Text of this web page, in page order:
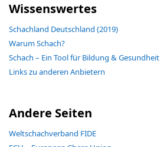
Wissenswertes
Schachland Deutschland (2019)
Warum Schach?
Schach – Ein Tool für Bildung & Gesundheit
Links zu anderen Anbietern
Andere Seiten
Weltschachverband FIDE